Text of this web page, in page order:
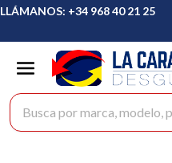
LLÁMANOS: +34 968 40 21 25
Buscar productos